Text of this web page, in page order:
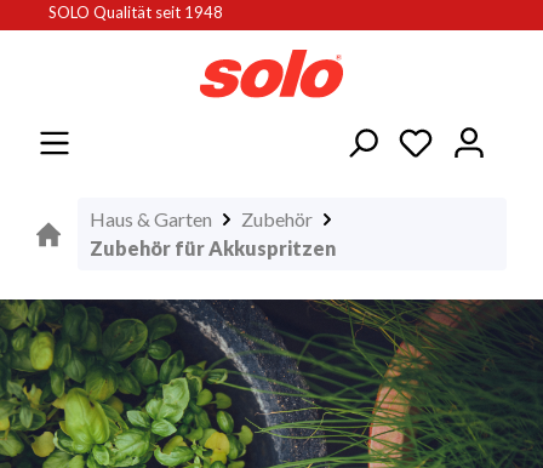
springen
SOLO Qualität seit 1948
Haus & Garten
Zubehör
Zubehör für Akkuspritzen